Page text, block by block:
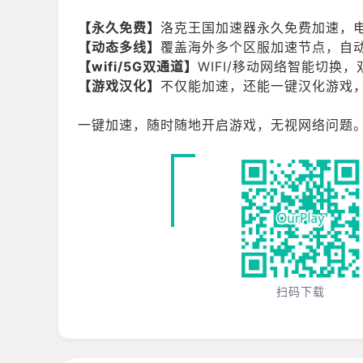
【永久免费】 洛克王国加速器永久免费加速，
【动态多线】 覆盖海外多个区服加速节点，自
【wifi/5G双通道】 WIFI/移动网络智能切换，
【游戏汉化】 不仅能加速，还能一键汉化游戏
一键加速，随时随地开启游戏，无视网络问题
扫码下载